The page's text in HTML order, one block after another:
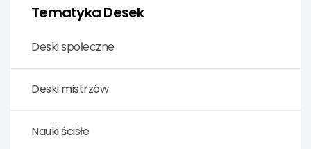
Tematyka Desek
Deski społeczne
Deski mistrzów
Nauki ścisłe